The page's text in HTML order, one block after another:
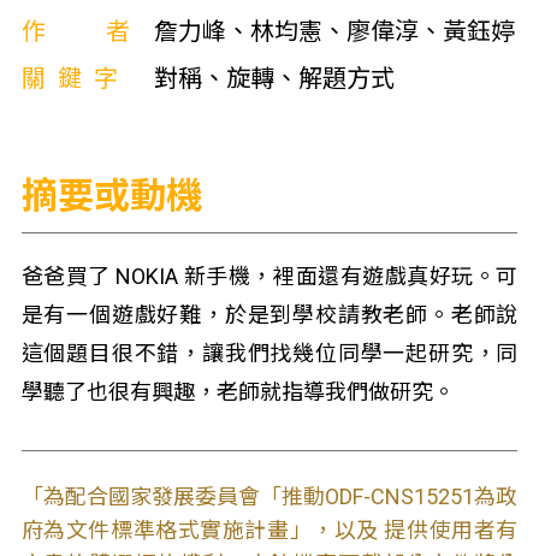
作者
詹力峰、林均憲、廖偉淳、黃鈺婷
關鍵字
對稱、旋轉、解題方式
摘要或動機
爸爸買了 NOKIA 新手機，裡面還有遊戲真好玩。可
是有一個遊戲好難，於是到學校請教老師。老師說
這個題目很不錯，讓我們找幾位同學一起研究，同
學聽了也很有興趣，老師就指導我們做研究。
「為配合國家發展委員會「推動ODF-CNS15251為政
府為文件標準格式實施計畫」，以及 提供使用者有